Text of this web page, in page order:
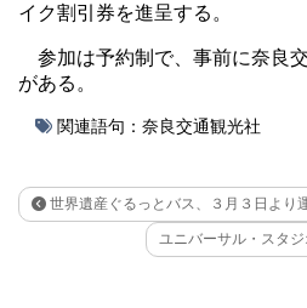
イク割引券を進呈する。
参加は予約制で、事前に奈良
がある。
関連語句： 奈良交通観光社
世界遺産ぐるっとバス、３月３日より
ユニバーサル・スタ